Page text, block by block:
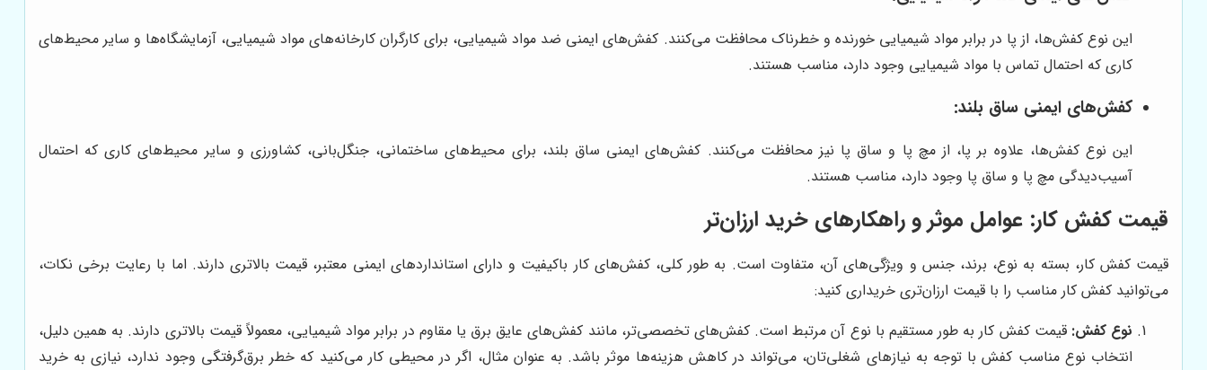
این نوع کفش‌ها، از پا در برابر مواد شیمیایی خورنده و خطرناک محافظت می‌کنند. کفش‌های ایمنی ضد مواد شیمیایی، برای کارگران کارخانه‌های مواد شیمیایی، آزمایشگاه‌ها و سایر محیط‌های
کاری که احتمال تماس با مواد شیمیایی وجود دارد، مناسب هستند.
کفش‌های ایمنی ساق بلند:
این نوع کفش‌ها، علاوه بر پا، از مچ پا و ساق پا نیز محافظت می‌کنند. کفش‌های ایمنی ساق بلند، برای محیط‌های ساختمانی، جنگل‌بانی، کشاورزی و سایر محیط‌های کاری که احتمال
آسیب‌دیدگی مچ پا و ساق پا وجود دارد، مناسب هستند.
قیمت کفش کار: عوامل موثر و راهکارهای خرید ارزان‌تر
قیمت کفش کار، بسته به نوع، برند، جنس و ویژگی‌های آن، متفاوت است. به طور کلی، کفش‌های کار باکیفیت و دارای استانداردهای ایمنی معتبر، قیمت بالاتری دارند. اما با رعایت برخی نکات،
می‌توانید کفش کار مناسب را با قیمت ارزان‌تری خریداری کنید:
نوع کفش: قیمت کفش کار به طور مستقیم با نوع آن مرتبط است. کفش‌های تخصصی‌تر، مانند کفش‌های عایق برق یا مقاوم در برابر مواد شیمیایی، معمولاً قیمت بالاتری دارند. به همین دلیل،
انتخاب نوع مناسب کفش با توجه به نیازهای شغلی‌تان، می‌تواند در کاهش هزینه‌ها موثر باشد. به عنوان مثال، اگر در محیطی کار می‌کنید که خطر برق‌گرفتگی وجود ندارد، نیازی به خرید